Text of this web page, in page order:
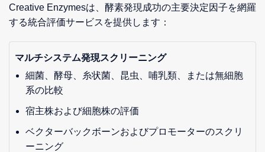
Creative Enzymesは、酵素発現成功の主要決定因子を網羅
する統合評価サービスを提供します：
マルチシステム発現スクリーニング
細菌、酵母、糸状菌、昆虫、哺乳類、または無細胞
系の比較
宿主株および細胞株の評価
ベクターバックボーンおよびプロモーターのスクリ
ーニング